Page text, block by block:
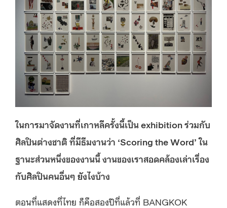
ในการมาจัดงานที่เกาหลีครั้งนี้เป็นexhibitionร่วมกับ
ศิลปินต่างชาติ ที่มีธีมงานว่า ‘Scoring the Word’ใน
ฐานะส่วนหนึ่งของงานนี้งานของเราสอดคล้องเล่าเรื่อง
กับศิลปินคนอื่นๆ ยังไงบ้าง
ตอนที่แสดงที่ไทย ก็คือสองปีที่แล้วที่ BANGKOK